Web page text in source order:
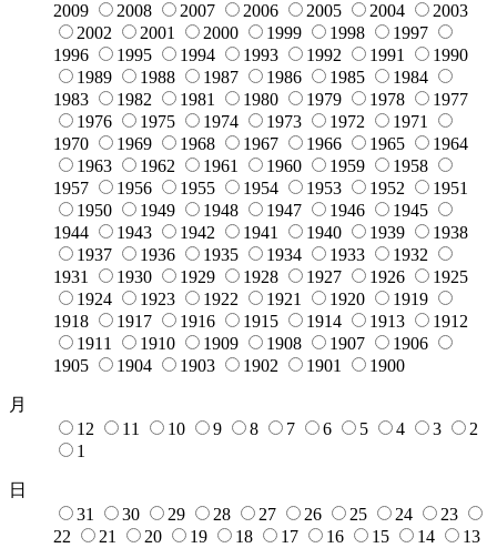
2009
2008 2007 2006 2005 2004
2003
2002
2001 2000 1999 1998
1997
1996
1995 1994 1993 1992 1991
1990
1989
1988 1987 1986 1985
1984
1983
1982 1981 1980 1979 1978
1977
1976
1975 1974 1973 1972
1971
1970
1969 1968 1967 1966 1965
1964
1963
1962 1961 1960 1959
1958
1957
1956 1955 1954 1953 1952
1951
1950
1949 1948 1947 1946
1945
1944
1943 1942 1941 1940 1939
1938
1937
1936 1935 1934 1933
1932
1931
1930 1929 1928 1927 1926
1925
1924
1923 1922 1921 1920
1919
1918
1917 1916 1915 1914 1913
1912
1911
1910 1909 1908 1907
1906
1905
1904 1903 1902 1901 1900
月
12
11 10 9 8 7 6 5 4 3
2
1
日
31
30 29 28 27 26 25 24
23
22
21 20 19 18 17 16 15 14
13